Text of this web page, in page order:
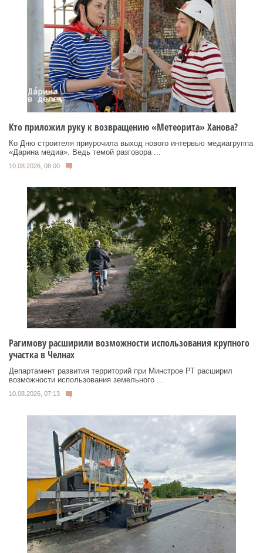
Кто приложил руку к возвращению «Метеорита» Ханова?
Ко Дню строителя приурочила выход нового интервью медиагруппа
«Дарина медиа». Ведь темой разговора ...
10.08.2026, 08:00
Рагимову расширили возможности использования крупного
участка в Челнах
Департамент развития территорий при Минстрое РТ расширил
возможности использования земельного ...
10.08.2026, 07:13